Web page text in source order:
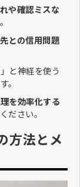
や確認ミスな
との信用問題
と神経を使う
。
を効率化する
ださい。
方法とメ